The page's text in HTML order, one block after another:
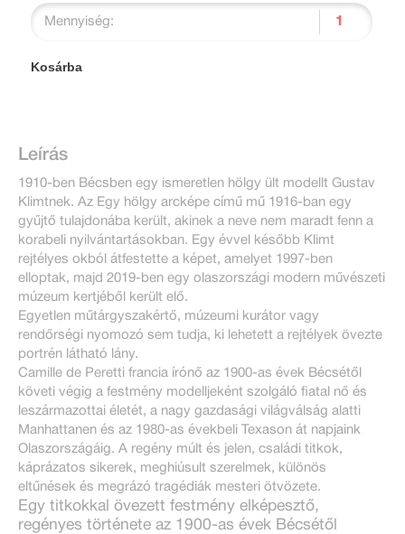
Mennyiség:
Kosárba
Leírás
1910-ben Bécsben egy ismeretlen hölgy ült modellt Gustav
Klimtnek. Az Egy hölgy arcképe című mű 1916-ban egy
gyűjtő tulajdonába került, akinek a neve nem maradt fenn a
korabeli nyilvántartásokban. Egy évvel később Klimt
rejtélyes okból átfestette a képet, amelyet 1997-ben
elloptak, majd 2019-ben egy olaszországi modern művészeti
múzeum kertjéből került elő.
Egyetlen műtárgyszakértő, múzeumi kurátor vagy
rendőrségi nyomozó sem tudja, ki lehetett a rejtélyek övezte
portrén látható lány.
Camille de Peretti francia írónő az 1900-as évek Bécsétől
követi végig a festmény modelljeként szolgáló fiatal nő és
leszármazottai életét, a nagy gazdasági világválság alatti
Manhattanen és az 1980-as évekbeli Texason át napjaink
Olaszországáig. A regény múlt és jelen, családi titkok,
káprázatos sikerek, meghiúsult szerelmek, különös
eltűnések és megrázó tragédiák mesteri ötvözete.
Egy titkokkal övezett festmény elképesztő,
regényes története az 1900-as évek Bécsétől